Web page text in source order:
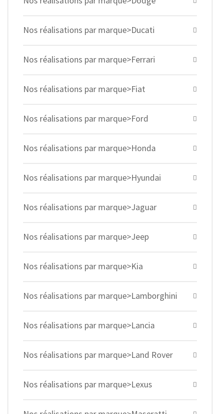
Nos réalisations par marque>Ducati
Nos réalisations par marque>Ferrari
Nos réalisations par marque>Fiat
Nos réalisations par marque>Ford
Nos réalisations par marque>Honda
Nos réalisations par marque>Hyundai
Nos réalisations par marque>Jaguar
Nos réalisations par marque>Jeep
Nos réalisations par marque>Kia
Nos réalisations par marque>Lamborghini
Nos réalisations par marque>Lancia
Nos réalisations par marque>Land Rover
Nos réalisations par marque>Lexus